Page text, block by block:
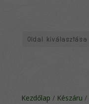
Oldal kiválasztása
Kezdőlap / Készáru /